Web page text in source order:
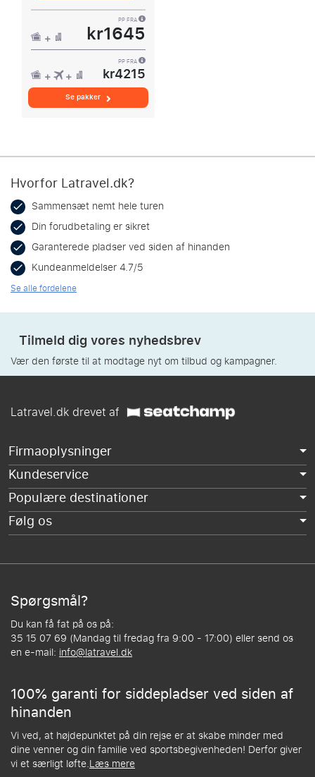
PP FRA
kr1645
PP FRA
kr4215
Se pakker
Hvorfor Latravel.dk?
Sammensæt nemt hele turen
Din forudbetaling er sikret
Garanterede pladser ved siden af hinanden
Kundeanmeldelser 4.7/5
Se alle fordelene
Tilmeld dig vores nyhedsbrev
Vær den første til at modtage nyt om tilbud og kampagner.
Latravel.dk drevet af
Firmaoplysninger
Kundeservice
Populære destinationer
Følg os
Spørgsmål?
Du kan få fat på os på:
35 15 07 69 (Mandag til fredag fra 9:00 - 17:00) eller send os
en e-mail: info@latravel.dk
100% garanti for siddepladser ved siden af
hinanden
Vi ved, at højdepunktet på din rejse er at skabe minder med
dine venner og din familie ved sportsbegivenheden! Derfor giver
vi et særligt løfte.Læs mere